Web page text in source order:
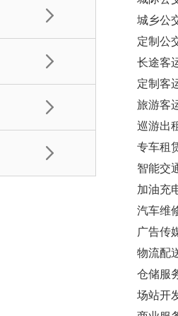
城乡公
定制公
长途客
定制客
旅游客
巡游出
专车租
智能交
加油充
汽车维
广告传
物流配
仓储服
场站开